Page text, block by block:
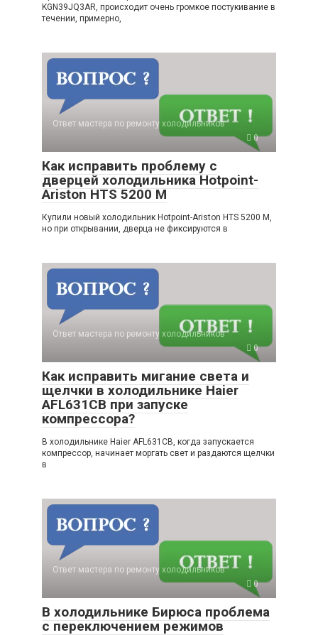
KGN39JQ3AR, происходит очень громкое постукивание в
течении, примерно,
Ответ мастера по ремонту холодильников
0
Как исправить проблему с
дверцей холодильника Hotpoint-
Ariston HTS 5200 M
Купили новый холодильник Hotpoint-Ariston HTS 5200 M,
но при открывании, дверца не фиксируются в
Ответ мастера по ремонту холодильников
0
Как исправить мигание света и
щелчки в холодильнике Haier
AFL631CB при запуске
компрессора?
В холодильнике Haier AFL631CB, когда запускается
компрессор, начинает моргать свет и раздаются щелчки
в
Ответ мастера по ремонту холодильников
0
В холодильнике Бирюса проблема
с переключением режимов